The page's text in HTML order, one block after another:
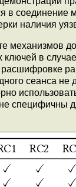
в
наличия
механизмов
в
сеанса
специфичны